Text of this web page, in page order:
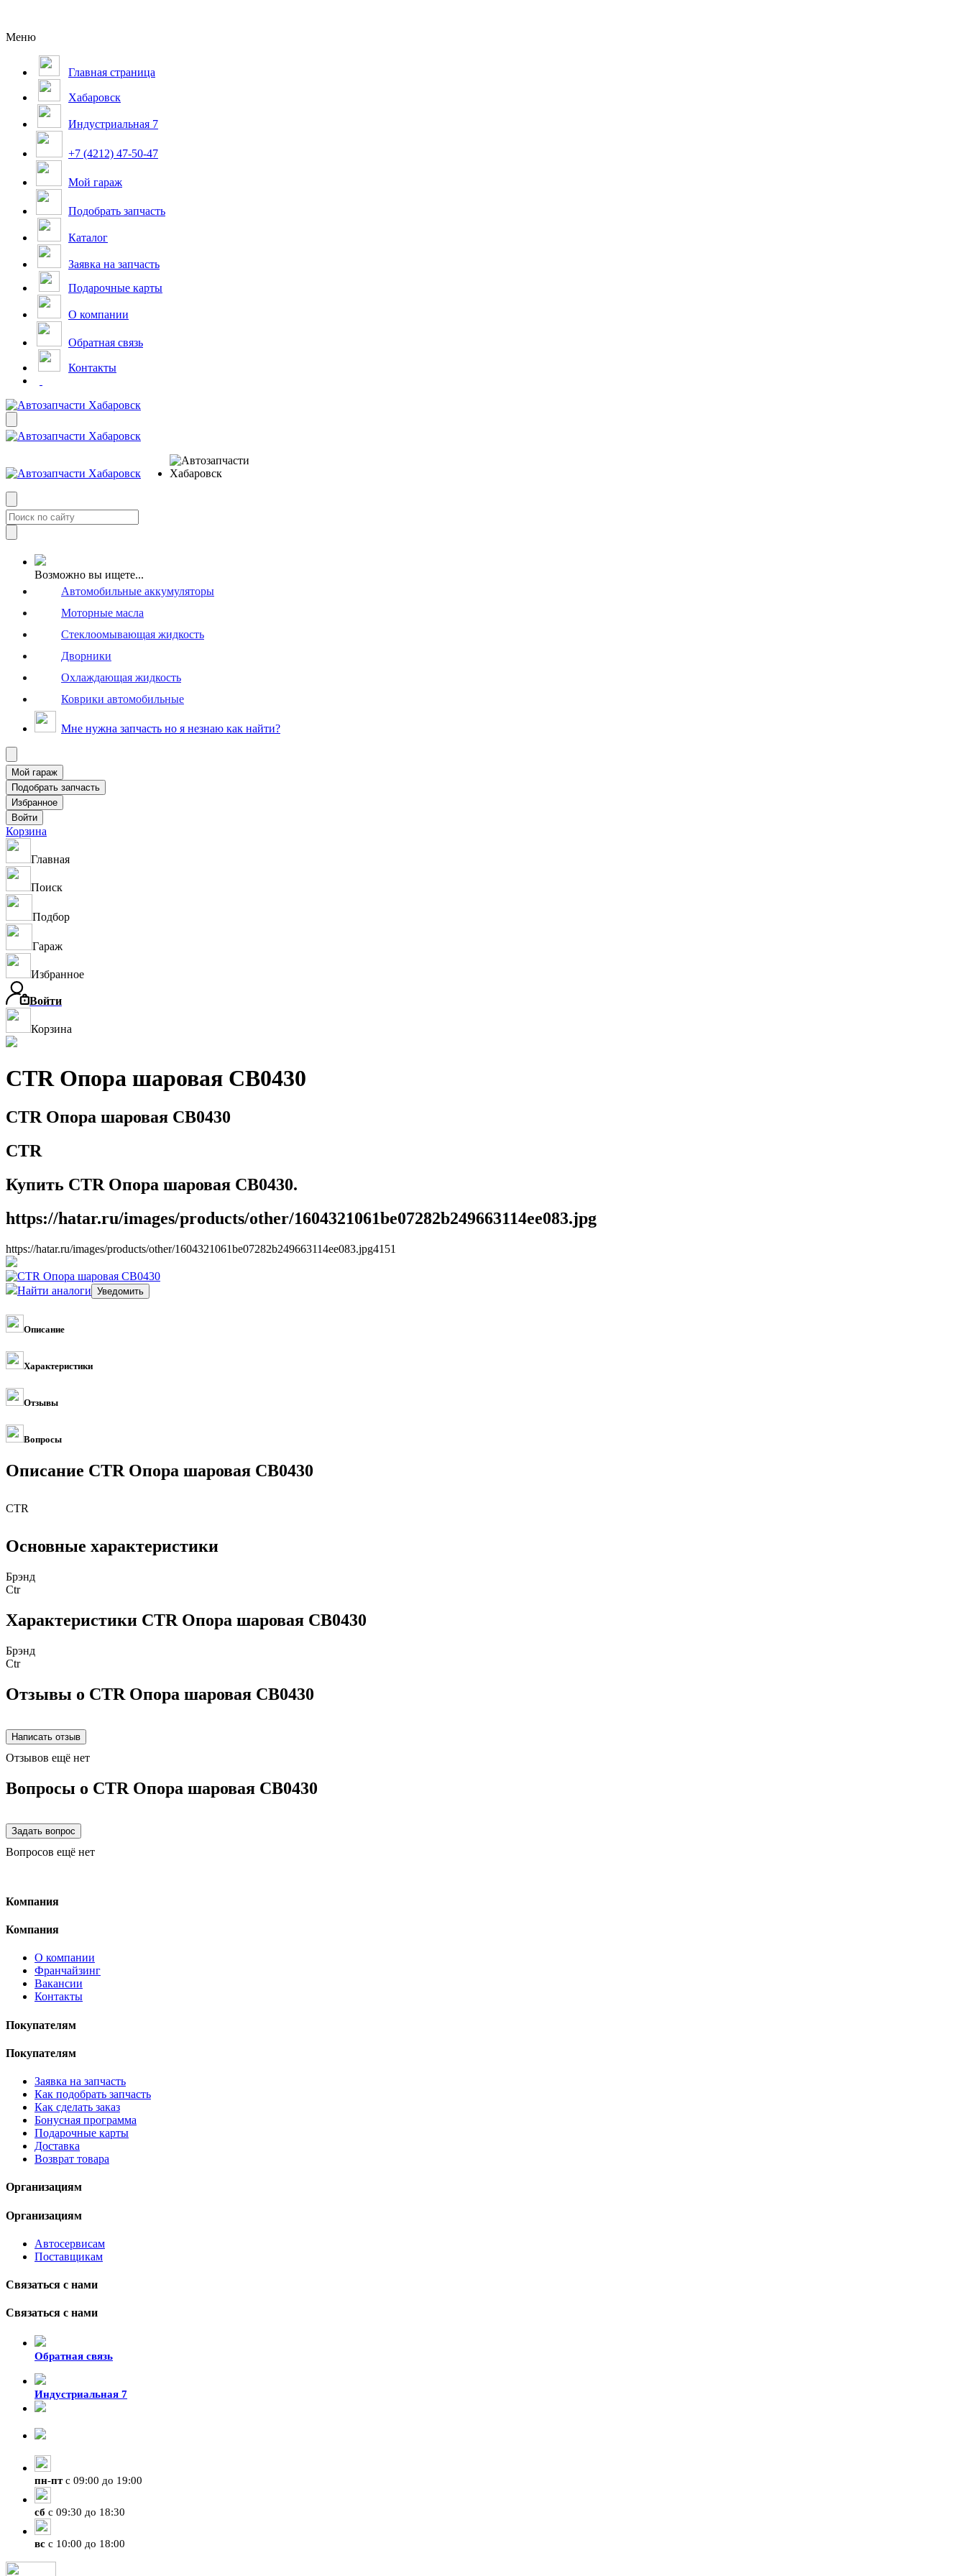
Меню
Главная страница
Хабаровск
Индустриальная 7
+7 (4212) 47-50-47
Мой гараж
Подобрать запчасть
Каталог
Заявка на запчасть
Подарочные карты
О компании
Обратная связь
Контакты
Возможно вы ищете...
Автомобильные аккумуляторы
Моторные масла
Стеклоомывающая жидкость
Дворники
Охлаждающая жидкость
Коврики автомобильные
Мне нужна запчасть но я незнаю как найти?
Корзина
Главная
Поиск
Подбор
Гараж
Избранное
Войти
Корзина
CTR Опора шаровая CB0430
CTR Опора шаровая CB0430
CTR
Купить CTR Опора шаровая CB0430.
https://hatar.ru/images/products/other/1604321061be07282b249663114ee083.jpg
https://hatar.ru/images/products/other/1604321061be07282b249663114ee083.jpg41 51
Найти аналоги
Описание
Характеристики
Отзывы
Вопросы
Описание CTR Опора шаровая CB0430
CTR
Основные характеристики
Брэнд
Ctr
Характеристики CTR Опора шаровая CB0430
Брэнд
Ctr
Отзывы о CTR Опора шаровая CB0430
Отзывов ещё нет
Вопросы о CTR Опора шаровая CB0430
Вопросов ещё нет
Компания
Компания
О компании
Франчайзинг
Вакансии
Контакты
Покупателям
Покупателям
Заявка на запчасть
Как подобрать запчасть
Как сделать заказ
Бонусная программа
Подарочные карты
Доставка
Возврат товара
Организациям
Организациям
Автосервисам
Поставщикам
Связаться с нами
Связаться с нами
Обратная связь
Индустриальная 7
пн-птс 09:00 до 19:00
сб с 09:30 до 18:30
вс с 10:00 до 18:00